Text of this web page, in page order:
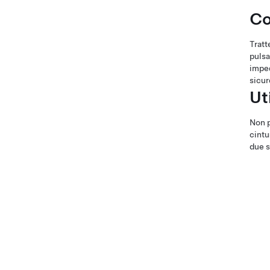
Non
due